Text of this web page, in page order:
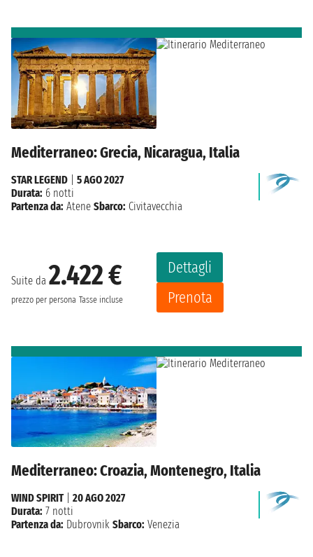
Mediterraneo: Grecia, Nicaragua, Italia
Suite da 2.422 €
prezzo per persona Tasse incluse
Dettagli
Prenota
STAR LEGEND
5 AGO 2027
Durata: 6 notti
Partenza da: Atene Sbarco: Civitavecchia
Mediterraneo: Croazia, Montenegro, Italia
WIND SPIRIT| 20 AGO 2027
Durata: 7 notti
Partenza da: Dubrovnik Sbarco: Venezia